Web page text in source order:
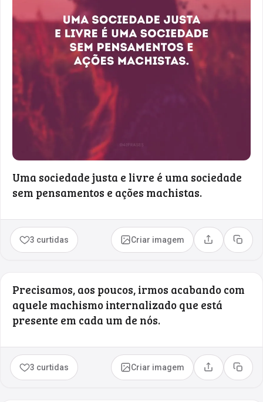
Uma sociedade justa e livre é uma sociedade
sem pensamentos e ações machistas.
3 curtidas Criar imagem Compartilhar
Copiar
Precisamos, aos poucos, irmos acabando com
aquele machismo internalizado que está
presente em cada um de nós.
3 curtidas Criar imagem Compartilhar
Copiar